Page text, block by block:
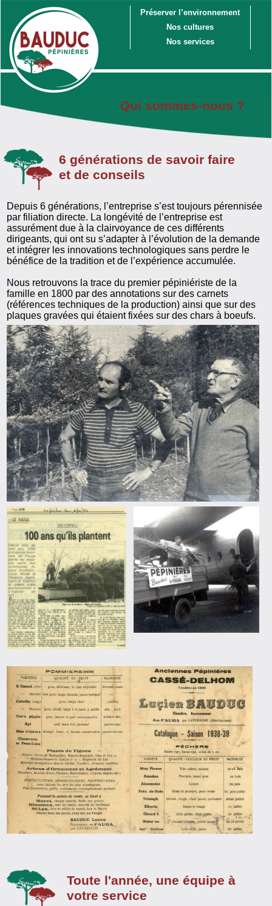
6 générations de savoir faire
et de conseils
Depuis 6 générations, l’entreprise s’est toujours pérennisée
par filiation directe. La longévité de l’entreprise est
assurément due à la clairvoyance de ces différents
dirigeants, qui ont su s’adapter à l’évolution de la demande
et intégrer les innovations technologiques sans perdre le
bénéfice de la tradition et de l’expérience accumulée.
Nous retrouvons la trace du premier pépiniériste de la
famille en 1800 par des annotations sur des carnets
(références techniques de la production) ainsi que sur des
plaques gravées qui étaient fixées sur des chars à boeufs.
Toute l'année, une équipe à
votre service
Qui sommes-nous ?
Préserver l’environnement
Nos cultures
Nos services